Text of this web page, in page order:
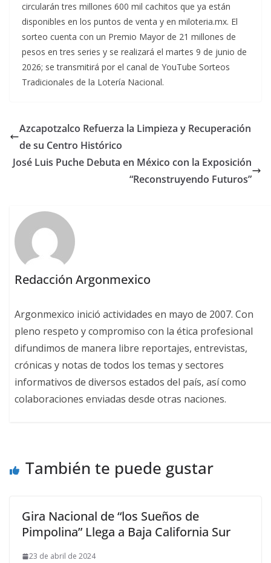
circularán tres millones 600 mil cachitos que ya están
disponibles en los puntos de venta y en miloteria.mx. El
sorteo cuenta con un Premio Mayor de 21 millones de
pesos en tres series y se realizará el martes 9 de junio de
2026; se transmitirá por el canal de YouTube Sorteos
Tradicionales de la Lotería Nacional.
Azcapotzalco Refuerza la Limpieza y Recuperación
de su Centro Histórico
José Luis Puche Debuta en México con la Exposición
“Reconstruyendo Futuros”
Redacción Argonmexico
Argonmexico inició actividades en mayo de 2007. Con
pleno respeto y compromiso con la ética profesional
difundimos de manera libre reportajes, entrevistas,
crónicas y notas de todos los temas y sectores
informativos de diversos estados del país, así como
colaboraciones enviadas desde otras naciones.
También te puede gustar
Gira Nacional de “los Sueños de
Pimpolina” Llega a Baja California Sur
23 de abril de 2024